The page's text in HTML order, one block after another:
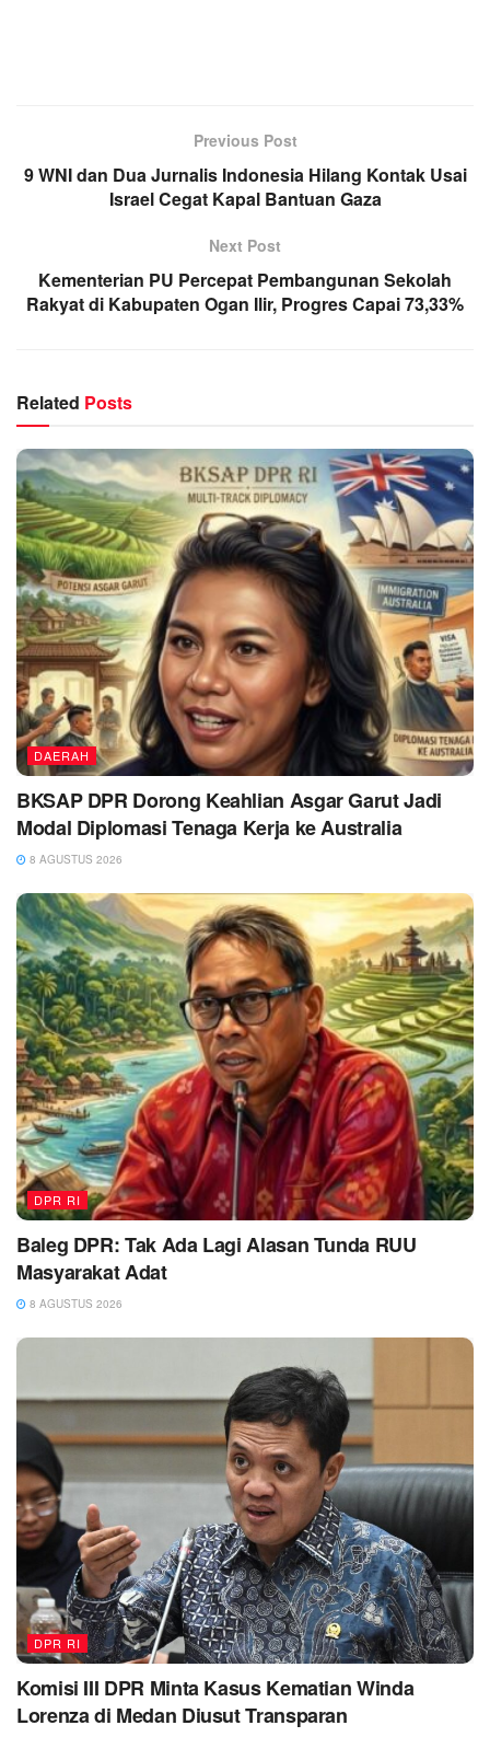
Previous Post
9 WNI dan Dua Jurnalis Indonesia Hilang Kontak Usai
Israel Cegat Kapal Bantuan Gaza
Next Post
Kementerian PU Percepat Pembangunan Sekolah
Rakyat di Kabupaten Ogan Ilir, Progres Capai 73,33%
Related Posts
DAERAH
BKSAP DPR Dorong Keahlian Asgar Garut Jadi
Modal Diplomasi Tenaga Kerja ke Australia
8 AGUSTUS 2026
DPR RI
Baleg DPR: Tak Ada Lagi Alasan Tunda RUU
Masyarakat Adat
8 AGUSTUS 2026
DPR RI
Komisi III DPR Minta Kasus Kematian Winda
Lorenza di Medan Diusut Transparan